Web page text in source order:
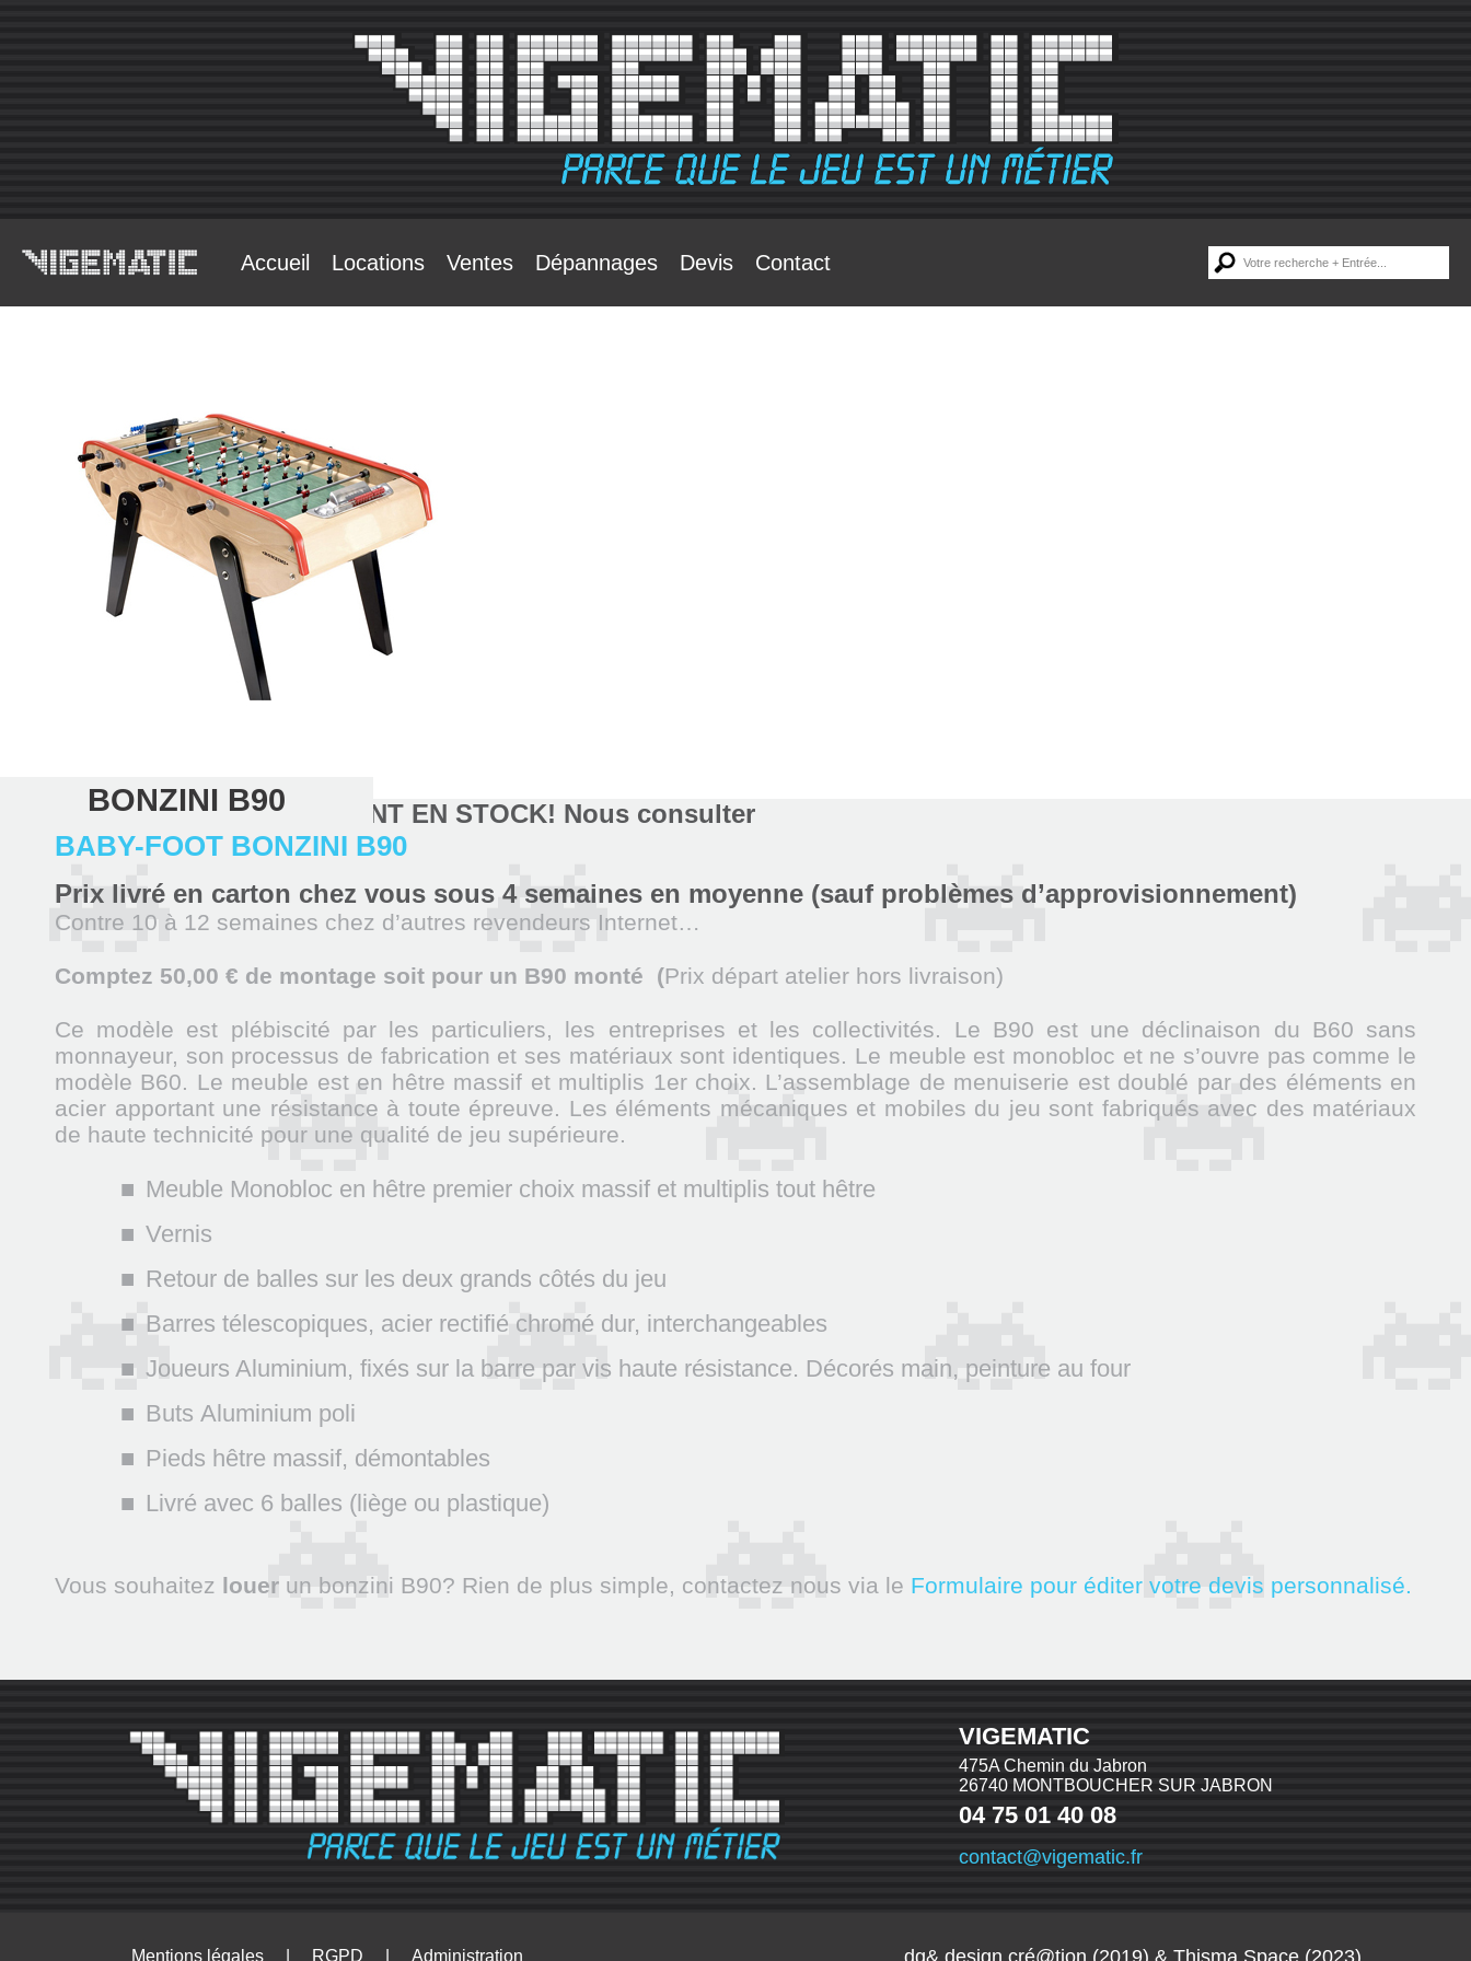
Accueil Locations Ventes Dépannages Devis Contact
BONZINI B90
ARTICLE REGULIEREMENT EN STOCK! Nous consulter
BABY-FOOT BONZINI B90
Prix livré en carton chez vous sous 4 semaines en moyenne (sauf problèmes d’approvisionnement)
Contre 10 à 12 semaines chez d’autres revendeurs Internet…
Comptez 50,00 € de montage soit pour un B90 monté (Prix départ atelier hors livraison)
Ce modèle est plébiscité par les particuliers, les entreprises et les collectivités. Le B90 est une déclinaison du B60 sans
monnayeur, son processus de fabrication et ses matériaux sont identiques. Le meuble est monobloc et ne s’ouvre pas comme le
modèle B60. Le meuble est en hêtre massif et multiplis 1er choix. L’assemblage de menuiserie est doublé par des éléments en
acier apportant une résistance à toute épreuve. Les éléments mécaniques et mobiles du jeu sont fabriqués avec des matériaux
de haute technicité pour une qualité de jeu supérieure.
Meuble Monobloc en hêtre premier choix massif et multiplis tout hêtre
Vernis
Retour de balles sur les deux grands côtés du jeu
Barres télescopiques, acier rectifié chromé dur, interchangeables
Joueurs Aluminium, fixés sur la barre par vis haute résistance. Décorés main, peinture au four
Buts Aluminium poli
Pieds hêtre massif, démontables
Livré avec 6 balles (liège ou plastique)
Vous souhaitez louer un bonzini B90? Rien de plus simple, contactez nous via le Formulaire pour éditer votre devis personnalisé.
VIGEMATIC
475A Chemin du Jabron
26740 MONTBOUCHER SUR JABRON
04 75 01 40 08
contact@vigematic.fr
Mentions légales RGPD Administration dg& design cré@tion (2019) & Thisma.Space (2023)